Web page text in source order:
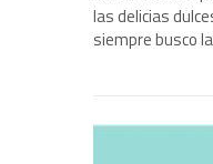
las delicias
siempre busco